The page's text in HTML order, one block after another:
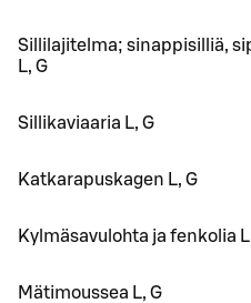
Sillilajitelma; sinappisilliä,
L, G
Sillikaviaaria L, G
Katkarapuskagen L, G
Kylmäsavulohta ja fenkolia
Mätimoussea L, G